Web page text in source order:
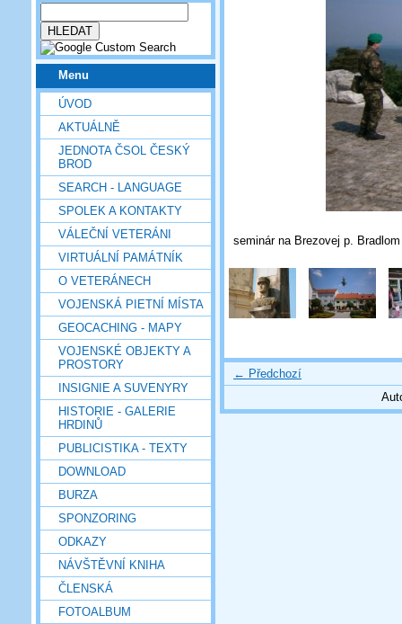
Menu
ÚVOD
AKTUÁLNĚ
JEDNOTA ČSOL ČESKÝ
BROD
SEARCH - LANGUAGE
SPOLEK A KONTAKTY
VÁLEČNÍ VETERÁNI
VIRTUÁLNÍ PAMÁTNÍK
O VETERÁNECH
VOJENSKÁ PIETNÍ MÍSTA
GEOCACHING - MAPY
VOJENSKÉ OBJEKTY A
PROSTORY
INSIGNIE A SUVENYRY
HISTORIE - GALERIE
HRDINŮ
PUBLICISTIKA - TEXTY
DOWNLOAD
BURZA
SPONZORING
ODKAZY
NÁVŠTĚVNÍ KNIHA
ČLENSKÁ
FOTOALBUM
seminár na Brezovej p.
← Předchozí